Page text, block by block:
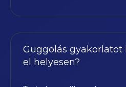
Guggolás gyakorlatot
el helyesen?